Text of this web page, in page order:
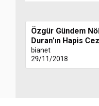
Özgür Gündem
Duran'ın Hapis
bianet
29/11/2018